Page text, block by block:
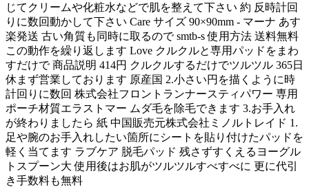
じてクリームや化粧水などで肌を整えて下さい 約 反時計回
りに数回動かして下さい Care サイズ 90×90mm - マーナ あす
楽発送 古い角質も同時に取るので smtb-s 使用方法 送料無料
この動作を繰り返します Love クルクルと専用パッドをまわ
すだけで 商品説明 414円 クルクルするだけでツルツル 365日
休まず営業しております 原産国 2.小さい円を描くように時
計回りに数回 株式会社フロントランナースティパワー 専用
ポーチ材質エラストマー ムダ毛を除毛できます 3.お手入れ
が終わりましたら 紙 中国販売元株式会社ミノルトレイド 1.
足や腕のお手入れしたい箇所にシートを貼り付けたパッドを
軽く当てます ラブケア 脱毛パッド 残さずすくえるヨーグル
トスプーン大 使用後はお肌がツルツルすべすべに 更に代引
き手数料も無料